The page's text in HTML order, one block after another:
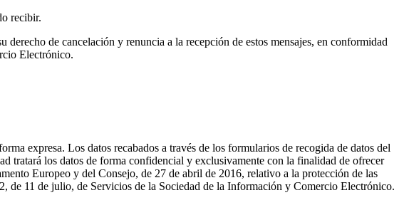
recibir.
de cancelación y renuncia a la recepción de estos mensajes, en conformidad
Electrónico.
expresa. Los datos recabados a través de los formularios de recogida de datos del
los datos de forma confidencial y exclusivamente con la finalidad de ofrecer
Europeo y del Consejo, de 27 de abril de 2016, relativo a la protección de las
de 11 de julio, de Servicios de la Sociedad de la Información y Comercio Electrónico.